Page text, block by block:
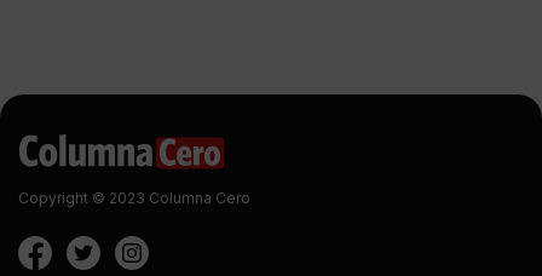
Copyright © 2023 Columna Cero